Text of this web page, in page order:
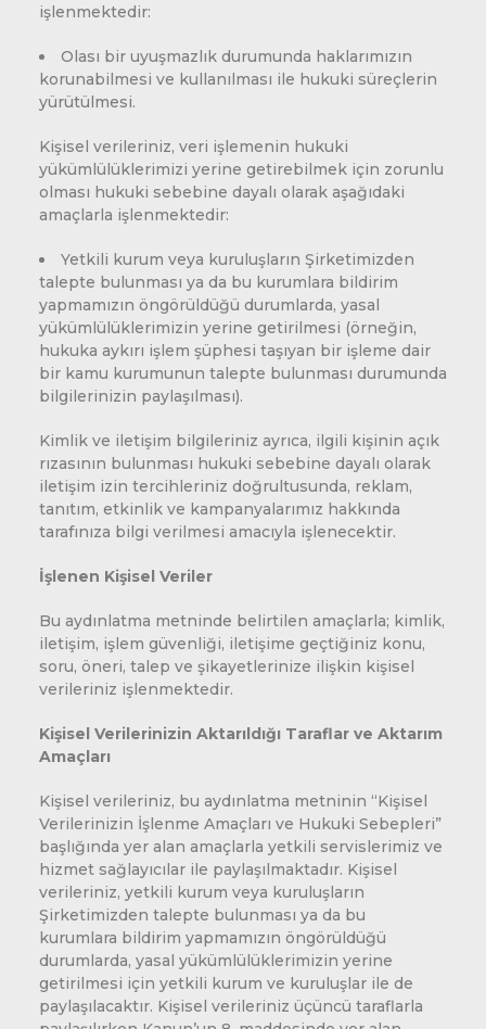
işlenmektedir:
Olası bir uyuşmazlık durumunda haklarımızın
korunabilmesi ve kullanılması ile hukuki süreçlerin
yürütülmesi.
Kişisel verileriniz, veri işlemenin hukuki
yükümlülüklerimizi yerine getirebilmek için zorunlu
olması hukuki sebebine dayalı olarak aşağıdaki
amaçlarla işlenmektedir:
Yetkili kurum veya kuruluşların Şirketimizden
talepte bulunması ya da bu kurumlara bildirim
yapmamızın öngörüldüğü durumlarda, yasal
yükümlülüklerimizin yerine getirilmesi (örneğin,
hukuka aykırı işlem şüphesi taşıyan bir işleme dair
bir kamu kurumunun talepte bulunması durumunda
bilgilerinizin paylaşılması).
Kimlik ve iletişim bilgileriniz ayrıca, ilgili kişinin açık
rızasının bulunması hukuki sebebine dayalı olarak
iletişim izin tercihleriniz doğrultusunda, reklam,
tanıtım, etkinlik ve kampanyalarımız hakkında
tarafınıza bilgi verilmesi amacıyla işlenecektir.
İşlenen Kişisel Veriler
Bu aydınlatma metninde belirtilen amaçlarla; kimlik,
iletişim, işlem güvenliği, iletişime geçtiğiniz konu,
soru, öneri, talep ve şikayetlerinize ilişkin kişisel
verileriniz işlenmektedir.
Kişisel Verilerinizin Aktarıldığı Taraflar ve Aktarım
Amaçları
Kişisel verileriniz, bu aydınlatma metninin “Kişisel
Verilerinizin İşlenme Amaçları ve Hukuki Sebepleri”
başlığında yer alan amaçlarla yetkili servislerimiz ve
hizmet sağlayıcılar ile paylaşılmaktadır. Kişisel
verileriniz, yetkili kurum veya kuruluşların
Şirketimizden talepte bulunması ya da bu
kurumlara bildirim yapmamızın öngörüldüğü
durumlarda, yasal yükümlülüklerimizin yerine
getirilmesi için yetkili kurum ve kuruluşlar ile de
paylaşılacaktır. Kişisel verileriniz üçüncü taraflarla